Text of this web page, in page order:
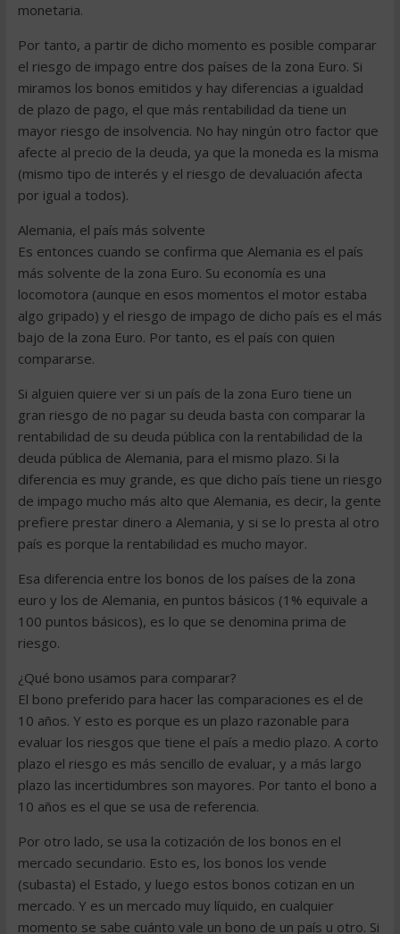
monetaria.
Por tanto, a partir de dicho momento es posible comparar
el riesgo de impago entre dos países de la zona Euro. Si
miramos los bonos emitidos y hay diferencias a igualdad
de plazo de pago, el que más rentabilidad da tiene un
mayor riesgo de insolvencia. No hay ningún otro factor que
afecte al precio de la deuda, ya que la moneda es la misma
(mismo tipo de interés y el riesgo de devaluación afecta
por igual a todos).
Alemania, el país más solvente
Es entonces cuando se confirma que Alemania es el país
más solvente de la zona Euro. Su economía es una
locomotora (aunque en esos momentos el motor estaba
algo gripado) y el riesgo de impago de dicho país es el más
bajo de la zona Euro. Por tanto, es el país con quien
compararse.
Si alguien quiere ver si un país de la zona Euro tiene un
gran riesgo de no pagar su deuda basta con comparar la
rentabilidad de su deuda pública con la rentabilidad de la
deuda pública de Alemania, para el mismo plazo. Si la
diferencia es muy grande, es que dicho país tiene un riesgo
de impago mucho más alto que Alemania, es decir, la gente
prefiere prestar dinero a Alemania, y si se lo presta al otro
país es porque la rentabilidad es mucho mayor.
Esa diferencia entre los bonos de los países de la zona
euro y los de Alemania, en puntos básicos (1% equivale a
100 puntos básicos), es lo que se denomina prima de
riesgo.
¿Qué bono usamos para comparar?
El bono preferido para hacer las comparaciones es el de
10 años. Y esto es porque es un plazo razonable para
evaluar los riesgos que tiene el país a medio plazo. A corto
plazo el riesgo es más sencillo de evaluar, y a más largo
plazo las incertidumbres son mayores. Por tanto el bono a
10 años es el que se usa de referencia.
Por otro lado, se usa la cotización de los bonos en el
mercado secundario. Esto es, los bonos los vende
(subasta) el Estado, y luego estos bonos cotizan en un
mercado. Y es un mercado muy líquido, en cualquier
momento se sabe cuánto vale un bono de un país u otro. Si